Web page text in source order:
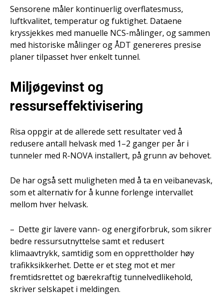
Sensorene måler kontinuerlig overflatesmuss,
luftkvalitet, temperatur og fuktighet. Dataene
kryssjekkes med manuelle NCS-målinger, og sammen
med historiske målinger og ÅDT genereres presise
planer tilpasset hver enkelt tunnel.
Miljøgevinst og
ressurseffektivisering
Risa oppgir at de allerede sett resultater ved å
redusere antall helvask med 1–2 ganger per år i
tunneler med R-NOVA installert, på grunn av behovet.
De har også sett muligheten med å ta en veibanevask,
som et alternativ for å kunne forlenge intervallet
mellom hver helvask.
– Dette gir lavere vann- og energiforbruk, som sikrer
bedre ressursutnyttelse samt et redusert
klimaavtrykk, samtidig som en opprettholder høy
trafikksikkerhet. Dette er et steg mot et mer
fremtidsrettet og bærekraftig tunnelvedlikehold,
skriver selskapet i meldingen.